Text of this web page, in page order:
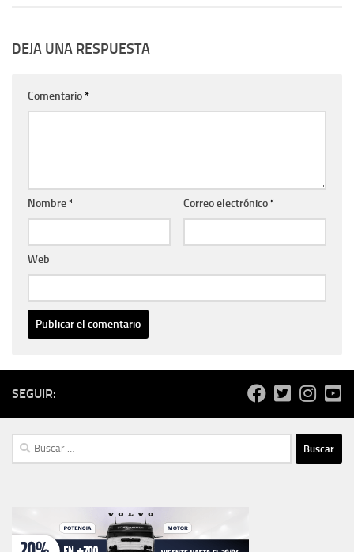
DEJA UNA RESPUESTA
Comentario*
Nombre* Correo electrónico*
Web
SEGUIR:
Buscar: